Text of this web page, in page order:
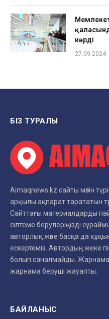
көрді
27.09.2024
БІЗ ТУРАЛЫ
Aimaqnews.kz сайты мәтін
арқылы ақпарат тарататын
Сайттағы материалдарды
сілтеме берулеріңізді
авторлық және басқа да
ескертеміз. Автордың жеке
болып саналмайды. Жарнама
жарнама беруші жауапты.
БАЙЛАНЫС